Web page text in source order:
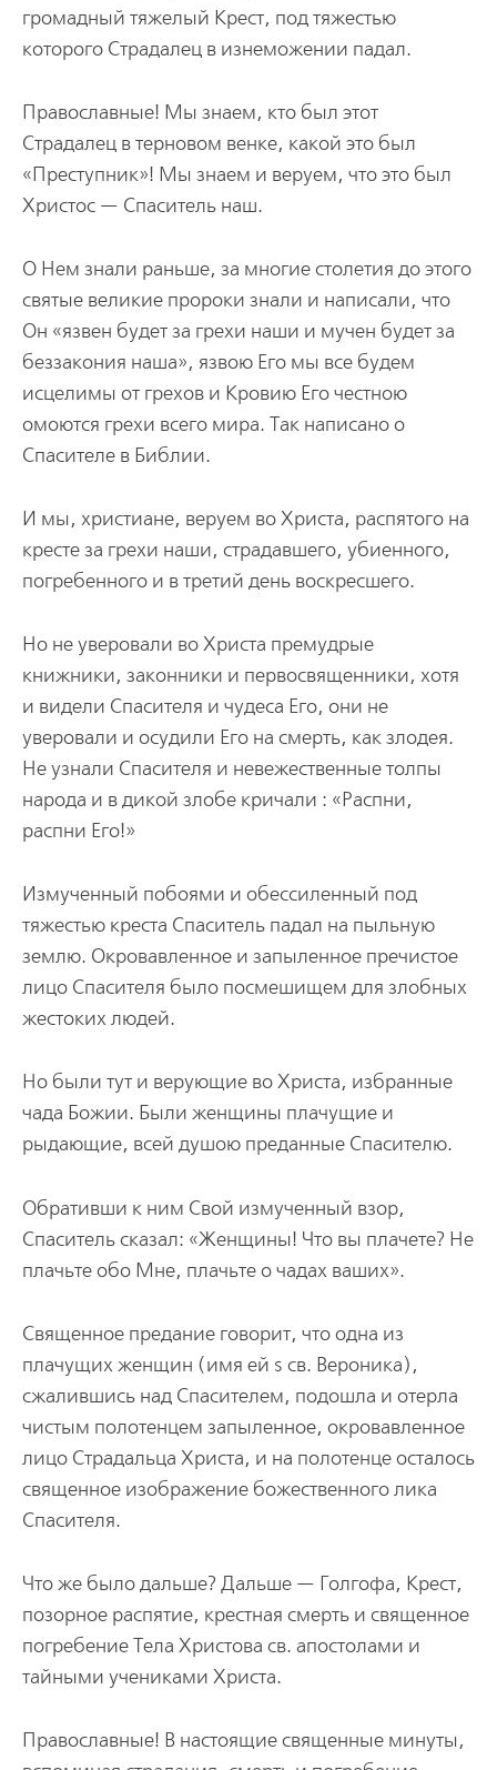
громадный тяжелый Крест, под тяжестью
которого Страдалец в изнеможении падал.
Православные! Мы знаем, кто был этот
Страдалец в терновом венке, какой это был
«Преступник»! Мы знаем и веруем, что это был
Христос — Спаситель наш.
О Нем знали раньше, за многие столетия до этого
святые великие пророки знали и написали, что
Он «язвен будет за грехи наши и мучен будет за
беззакония наша», язвою Его мы все будем
исцелимы от грехов и Кровию Его честною
омоются грехи всего мира. Так написано о
Спасителе в Библии.
И мы, христиане, веруем во Христа, распятого на
кресте за грехи наши, страдавшего, убиенного,
погребенного и в третий день воскресшего.
Но не уверовали во Христа премудрые
книжники, законники и первосвященники, хотя
и видели Спасителя и чудеса Его, они не
уверовали и осудили Его на смерть, как злодея.
Не узнали Спасителя и невежественные толпы
народа и в дикой злобе кричали : «Распни,
распни Его!»
Измученный побоями и обессиленный под
тяжестью креста Спаситель падал на пыльную
землю. Окровавленное и запыленное пречистое
лицо Спасителя было посмешищем для злобных
жестоких людей.
Но были тут и верующие во Христа, избранные
чада Божии. Были женщины плачущие и
рыдающие, всей душою преданные Спасителю.
Обративши к ним Свой измученный взор,
Спаситель сказал: «Женщины! Что вы плачете? Не
плачьте обо Мне, плачьте о чадах ваших».
Священное предание говорит, что одна из
плачущих женщин (имя ей ѕ св. Вероника),
сжалившись над Спасителем, подошла и отерла
чистым полотенцем запыленное, окровавленное
лицо Страдальца Христа, и на полотенце осталось
священное изображение божественного лика
Спасителя.
Что же было дальше? Дальше — Голгофа, Крест,
позорное распятие, крестная смерть и священное
погребение Тела Христова св. апостолами и
тайными учениками Христа.
Православные! В настоящие священные минуты,